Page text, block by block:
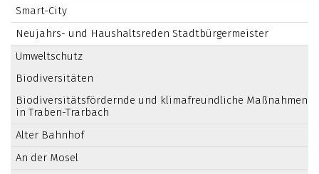
Smart-City
Neujahrs- und Haushaltsreden Stadtbürgermeister
Umweltschutz
Biodiversitäten
Biodiversitätsfördernde und klimafreundliche Maßnahmen
in Traben-Trarbach
Alter Bahnhof
An der Mosel